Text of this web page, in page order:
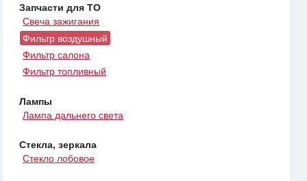
Запчасти для ТО
Свеча зажигания
Фильтр воздушный
Фильтр салона
Фильтр топливный
Лампы
Лампа дальнего света
Стекла, зеркала
Стекло лобовое